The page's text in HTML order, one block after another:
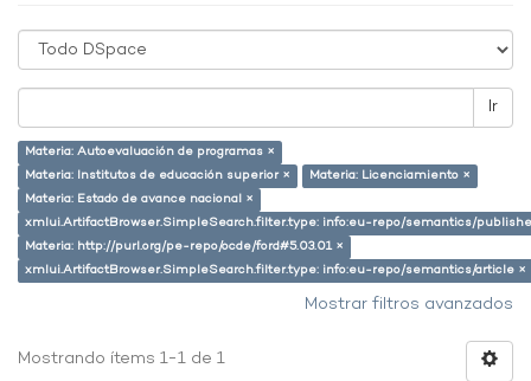
Ir
Materia: Autoevaluación de programas ×
Materia: Institutos de educación superior ×
Materia: Licenciamiento ×
Materia: Estado de avance nacional ×
xmlui.ArtifactBrowser.SimpleSearch.filter.type: info:eu-repo/semantics/
Materia: http://purl.org/pe-repo/ocde/ford#5.03.01 ×
xmlui.ArtifactBrowser.SimpleSearch.filter.type: info:eu-repo/semantics/article ×
Mostrar filtros avanzados
Mostrando ítems 1-1 de 1